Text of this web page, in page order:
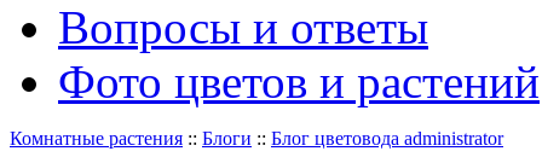
Вопросы и ответы
Фото цветов и растений
Комнатные растения :: Блоги :: Блог цветовода administrator